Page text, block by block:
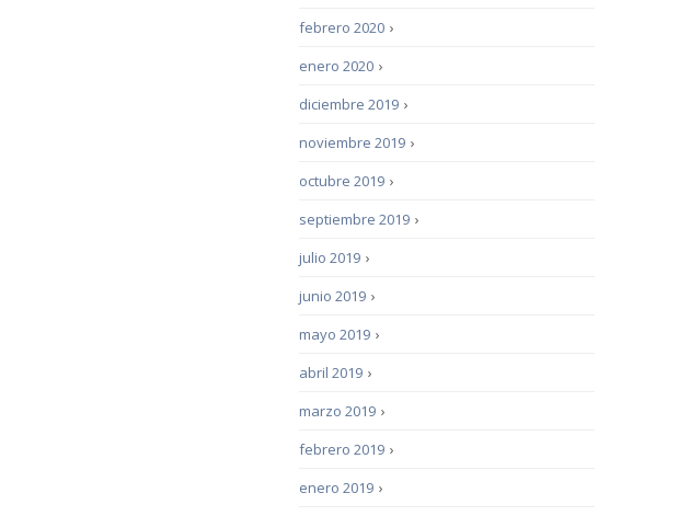
›
febrero 2020
›
enero 2020
›
diciembre 2019
›
noviembre 2019
›
octubre 2019
›
septiembre 2019
›
julio 2019
›
junio 2019
›
mayo 2019
›
abril 2019
›
marzo 2019
›
febrero 2019
›
enero 2019